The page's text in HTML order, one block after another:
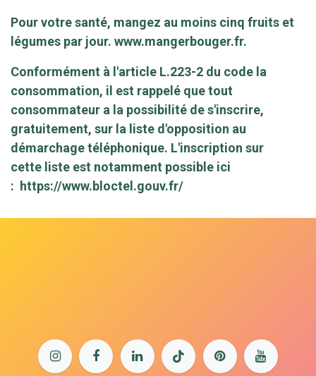
Pour votre santé, mangez au moins cinq fruits et
légumes par jour. www.mangerbouger.fr.
Conformément à l'article L.223-2 du code la
consommation, il est rappelé que tout
consommateur a la possibilité de s'inscrire,
gratuitement, sur la liste d'opposition au
démarchage téléphonique. L'inscription sur
cette liste est notamment possible ici
: https://www.bloctel.gouv.fr/